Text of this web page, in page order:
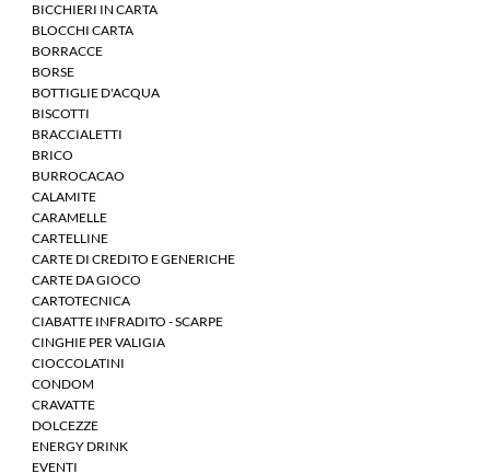
BICCHIERI IN CARTA
BLOCCHI CARTA
BORRACCE
BORSE
BOTTIGLIE D'ACQUA
BISCOTTI
BRACCIALETTI
BRICO
BURROCACAO
CALAMITE
CARAMELLE
CARTELLINE
CARTE DI CREDITO E GENERICHE
CARTE DA GIOCO
CARTOTECNICA
CIABATTE INFRADITO - SCARPE
CINGHIE PER VALIGIA
CIOCCOLATINI
CONDOM
CRAVATTE
DOLCEZZE
ENERGY DRINK
EVENTI